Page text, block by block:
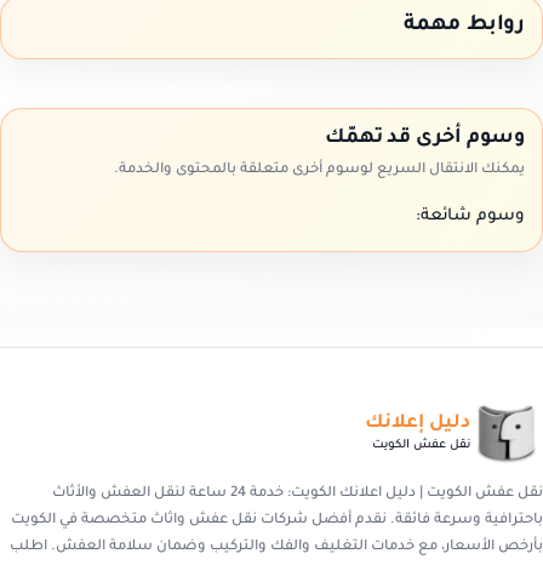
روابط مهمة
وسوم أخرى قد تهمّك
يمكنك الانتقال السريع لوسوم أخرى متعلقة بالمحتوى والخدمة.
وسوم شائعة:
دليل إعلانك
نقل عفش الكويت
نقل عفش الكويت | دليل اعلانك الكويت: خدمة 24 ساعة لنقل العفش والأثاث
باحترافية وسرعة فائقة. نقدم أفضل شركات نقل عفش واثاث متخصصة في الكويت
بأرخص الأسعار، مع خدمات التغليف والفك والتركيب وضمان سلامة العفش. اطلب